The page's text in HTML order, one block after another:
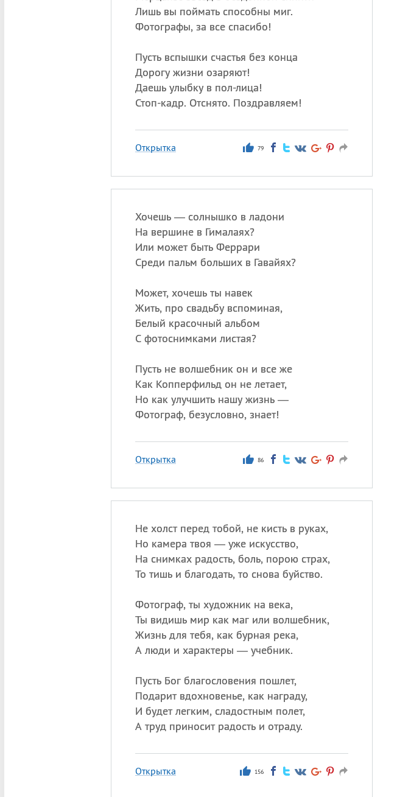
Лишь вы поймать способны миг.
Фотографы, за все спасибо!
Пусть вспышки счастья без конца
Дорогу жизни озаряют!
Даешь улыбку в пол-лица!
Стоп-кадр. Отснято. Поздравляем!
Открытка 79
Хочешь — солнышко в ладони
На вершине в Гималаях?
Или может быть Феррари
Среди пальм больших в Гавайях?
Может, хочешь ты навек
Жить, про свадьбу вспоминая,
Белый красочный альбом
С фотоснимками листая?
Пусть не волшебник он и все же
Как Копперфильд он не летает,
Но как улучшить нашу жизнь —
Фотограф, безусловно, знает!
Открытка 86
Не холст перед тобой, не кисть в руках,
Но камера твоя — уже искусство,
На снимках радость, боль, порою страх,
То тишь и благодать, то снова буйство.
Фотограф, ты художник на века,
Ты видишь мир как маг или волшебник,
Жизнь для тебя, как бурная река,
А люди и характеры — учебник.
Пусть Бог благословения пошлет,
Подарит вдохновенье, как награду,
И будет легким, сладостным полет,
А труд приносит радость и отраду.
Открытка 156